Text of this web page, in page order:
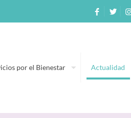
por el Bienestar Actualidad